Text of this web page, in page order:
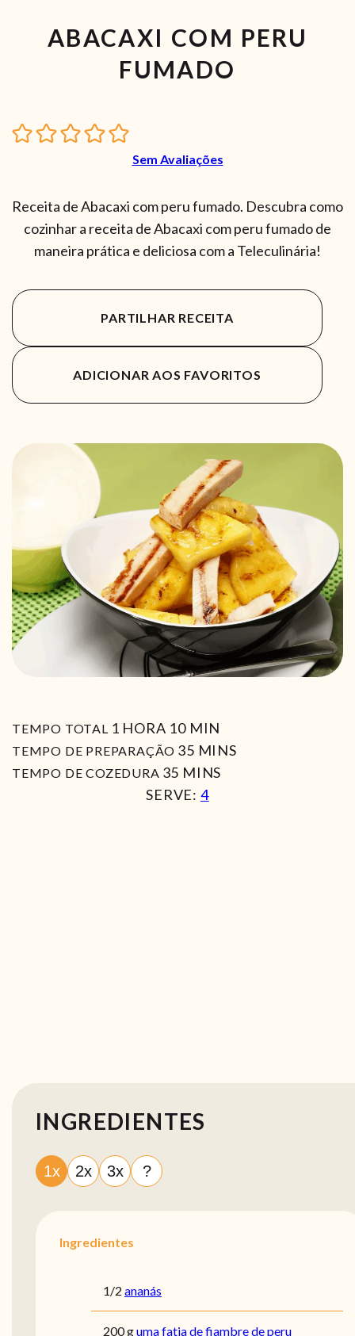
ABACAXI COM PERU
FUMADO
Sem Avaliações
Receita de Abacaxi com peru fumado. Descubra como
cozinhar a receita de Abacaxi com peru fumado de
maneira prática e deliciosa com a Teleculinária!
PARTILHAR RECEITA
ADICIONAR AOS FAVORITOS
TEMPO TOTAL 1 HORA
HORA 10MIN
MIN
TEMPO DE PREPARAÇÃO 35MIN
MINS
TEMPO DE COZEDURA 35 MIN
MINS
SERVE: 4
INGREDIENTES
1x 2x 3x ?
Ingredientes
1/2 ananás
200 guma fatia de fiambre de peru